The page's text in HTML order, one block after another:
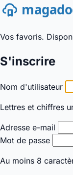
Vos favoris.
S'inscrire
Nom d'utilisateur
Lettres et chiffres
Adresse e-mail
Mot de passe
Au moins 8